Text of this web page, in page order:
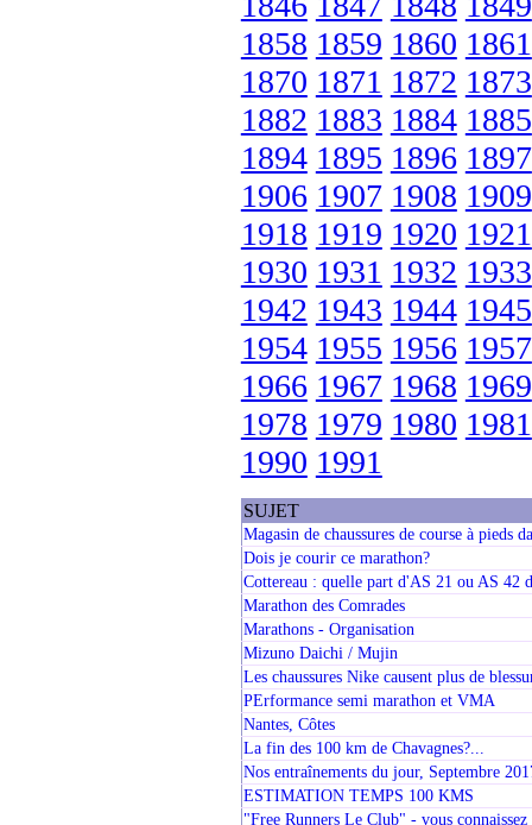
1858 1859 1860 1861
1870 1871 1872 1873
1882 1883 1884 1885
1894 1895 1896 1897
1906 1907 1908 1909
1918 1919 1920 1921
1930 1931 1932 1933
1942 1943 1944 1945
1954 1955 1956 1957
1966 1967 1968 1969
1978 1979 1980 1981
1990 1991
SUJET
Magasin de chaussures de course à pieds
Dois je courir ce marathon?
Cottereau : quelle part d'AS 21 ou AS 42
Marathon des Comrades
Marathons - Organisation
Mizuno Daichi / Mujin
Les chaussures Nike causent plus de
PErformance semi marathon et VMA
Nantes, Côtes
La fin des 100 km de Chavagnes?...
Nos entraînements du jour, Septembre
ESTIMATION TEMPS 100 KMS
"Free Runners Le Club" - vous connaissez